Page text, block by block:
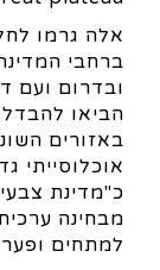
אלה גרמו
ברחבי
ובדרום ועם
הביאו
באזורים
אוכלוסייתי
כ"מדינת
מבחינה
למתחים